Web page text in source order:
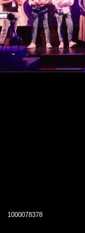
1000078378